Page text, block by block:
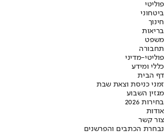
פוליטי
ביטחוני
חינוך
בריאות
משפט
תחבורה
פוליטי-מדיני
כללי ומידע
דף הבית
זמני כניסת וצאת שבת
מגזין השבוע
בחירות 2026
אודות
צור קשר
נבחרת הכתבים והפרשנים